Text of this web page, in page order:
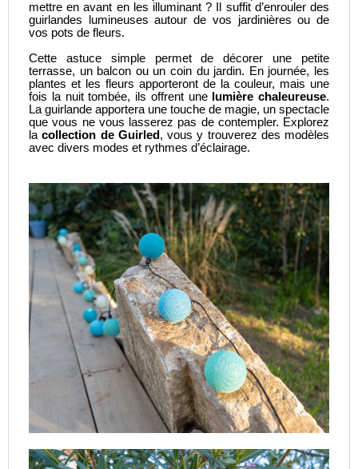
mettre en avant en les illuminant ? Il suffit d’enrouler des
guirlandes lumineuses autour de vos jardinières ou de
vos pots de fleurs.
Cette astuce simple permet dedécorer une petite
terrasse, un balcon ou un coin du jardin. En journée, les
plantes et les fleurs apporteront de la couleur, mais une
fois la nuit tombée, ils offrent une
lumière chaleureuse.
La guirlande apportera une touche de magie, un spectacle
que vous ne vous lasserez pas de contempler. Explorez
lacollection de Guirled , vous y trouverez des modèles
avec divers modes et rythmes d’éclairage.